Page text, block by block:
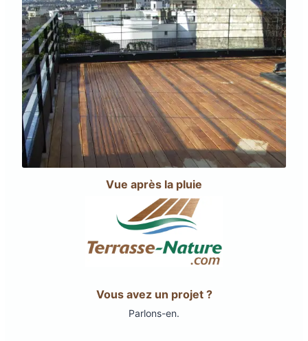
Vue après la pluie
Vous avez un projet ?
Parlons-en.